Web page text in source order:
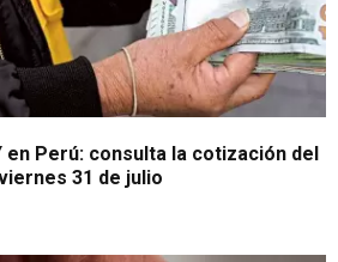
en Perú: consulta la cotización del
31 de julio